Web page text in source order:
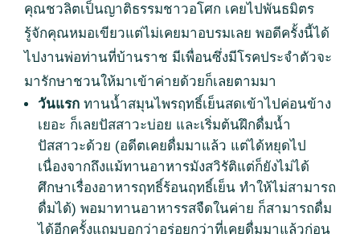
คุณชวลิตเป็นญาติธรรมชาวอโศก เคยไปพันธมิตร
รู้จักคุณหมอเขียวแต่ไม่เคยมาอบรมเลย พอดีครั้งนี้ได้
ไปงานพ่อท่านที่บ้านราช มีเพื่อนซึ่งมีโรคประจำตัวจะ
มารักษาชวนให้มาเข้าค่ายด้วยก็เลยตามมา
วันแรก ทานน้ำสมุนไพรฤทธิ์เย็นสดเข้าไปค่อนข้าง
เยอะ ก็เลยปัสสาวะบ่อย และเริ่มต้นฝึกดื่มน้ำ
ปัสสาวะด้วย (อดีตเคยดื่มมาแล้ว แต่ได้หยุดไป
เนื่องจากถึงแม้ทานอาหารมังสวิรัติแต่ก็ยังไม่ได้
ศึกษาเรื่องอาหารฤทธิ์ร้อนฤทธิ์เย็น ทำให้ไม่สามารถ
ดื่มได้) พอมาทานอาหารรสจืดในค่าย ก็สามารถดื่ม
ได้อีกครั้งแถมบอกว่าอร่อยกว่าที่เคยดื่มมาแล้วก่อน